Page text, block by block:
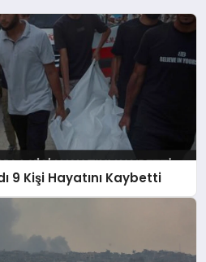
9 Kişi Hayatını Kaybetti